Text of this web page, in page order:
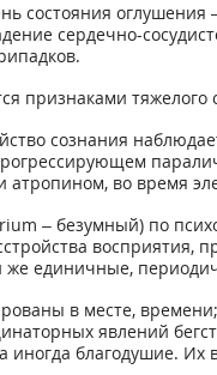
состояния
сердечно-
признаками тяжелого
сознания
во время
– безумный) по
же единичные,
в месте,
явлений
иногда благодушие.